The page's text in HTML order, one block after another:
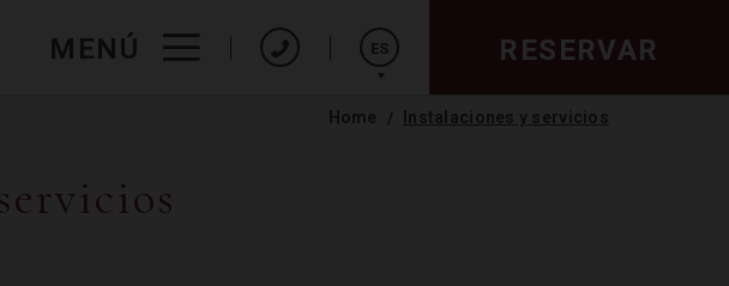
MENÚ ES RESERVAR
Home Instalaciones y servicios